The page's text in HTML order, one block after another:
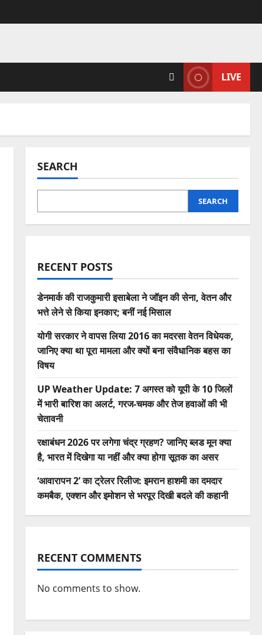
LIVE
SEARCH
SEARCH
RECENT POSTS
डेनमार्क की राजकुमारी इसाबेला ने जॉइन की सेना, वेतन और
भत्ते लेने से किया इनकार; बनीं नई मिसाल
योगी सरकार ने वापस लिया 2016 का मदरसा वेतन विधेयक,
जानिए क्या था पूरा मामला और क्यों बना संवैधानिक बहस का
विषय
UP Weather Update: 7 अगस्त को यूपी के 10 जिलों
में भारी बारिश का अलर्ट, गरज-चमक और तेज हवाओं की भी
चेतावनी
रक्षाबंधन 2026 पर लगेगा चंद्र ग्रहण? जानिए ब्लड मून क्या
है, भारत में दिखेगा या नहीं और क्या होगा सूतक का असर
‘आवारापन 2’ का ट्रेलर रिलीज: इमरान हाशमी का दमदार
कमबैक, एक्शन और इमोशन से भरपूर दिखी बदले की कहानी
RECENT COMMENTS
No comments to show.